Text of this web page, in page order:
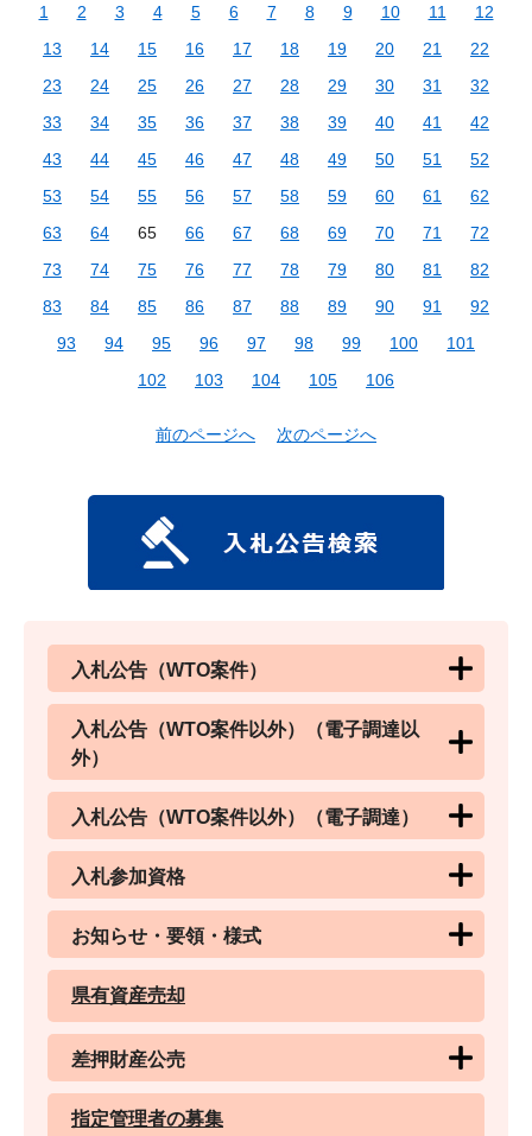
1 2 3 4 5 6 7 8 9 10 11
12
13
14 15 16 17 18 19 20 21
22
23
24 25 26 27 28 29 30 31
32
33
34 35 36 37 38 39 40 41
42
43
44 45 46 47 48 49 50 51
52
53
54 55 56 57 58 59 60 61
62
63
64 65 66 67 68 69 70 71
72
73
74 75 76 77 78 79 80 81
82
83
84 85 86 87 88 89 90 91
92
93
94 95 96 97 98 99 100
101
102
103 104 105 106
前のページへ 次のページへ
入札公告（WTO案件）
入札公告（WTO案件以外）（電子調達以
外）
入札公告（WTO案件以外）（電子調達）
入札参加資格
お知らせ・要領・様式
県有資産売却
差押財産公売
指定管理者の募集